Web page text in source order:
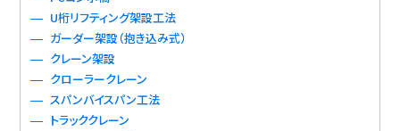
U桁リフティング架設工法
ガーダー架設（抱き込み式）
クレーン架設
クローラークレーン
スパンバイスパン工法
トラッククレーン